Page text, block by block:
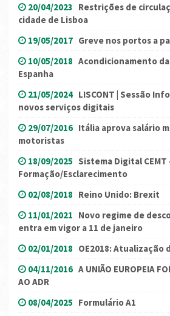
20/04/2023 Restrições de
cidade de Lisboa
19/05/2017 Greve nos portos a
10/05/2018 Acondicionamento
Espanha
21/05/2024 LISCONT | Sessão
novos serviços digitais
29/07/2016 Itália aprova salário
motoristas
18/09/2025 Sistema Digital CEMT
Formação/Esclarecimento
02/08/2018 Reino Unido: Brexit
11/01/2021 Novo regime de
entra em vigor a 11 de janeiro
02/01/2018 OE2018: Atualização
04/11/2016 A UNIÃO EUROPEIA
AO ADR
08/04/2025 Formulário A1